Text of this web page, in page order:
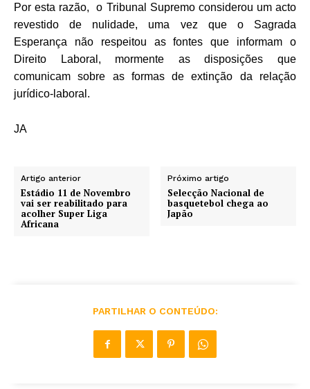
Por esta razão, o Tribunal Supremo considerou um acto
revestido de nulidade, uma vez que o Sagrada
Esperança não respeitou as fontes que informam o
Direito Laboral, mormente as disposições que
comunicam sobre as formas de extinção da relação
jurídico-laboral.
JA
Artigo anterior
Estádio 11 de Novembro
vai ser reabilitado para
acolher Super Liga
Africana
Próximo artigo
Selecção Nacional de
basquetebol chega ao
Japão
PARTILHAR O CONTEÚDO: